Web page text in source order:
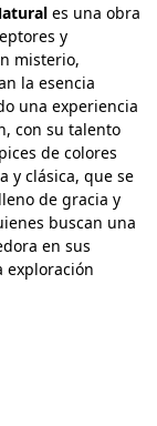
es una obra
y
misterio,
la esencia
una experiencia
con su talento
de colores
y clásica, que se
de gracia y
buscan una
en sus
exploración